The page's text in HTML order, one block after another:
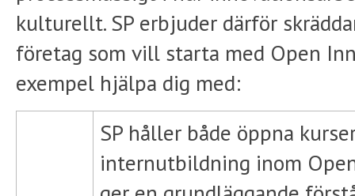
kulturellt. SP erbjuder därför
företag som vill starta med Open
exempel hjälpa dig med:
SP håller både öppna
internutbildning inom